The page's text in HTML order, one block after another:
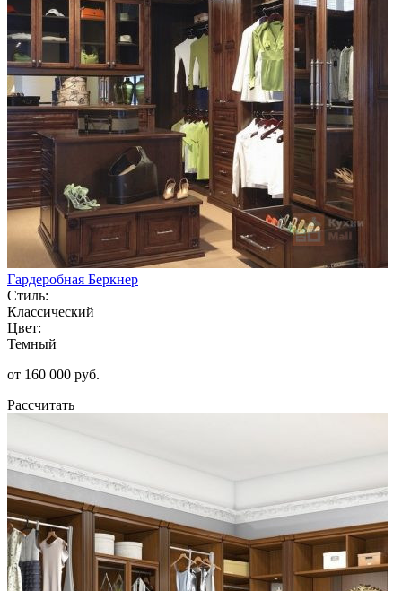
Гардеробная Беркнер
Стиль:
Классический
Цвет:
Темный
от 160 000 руб.
Рассчитать